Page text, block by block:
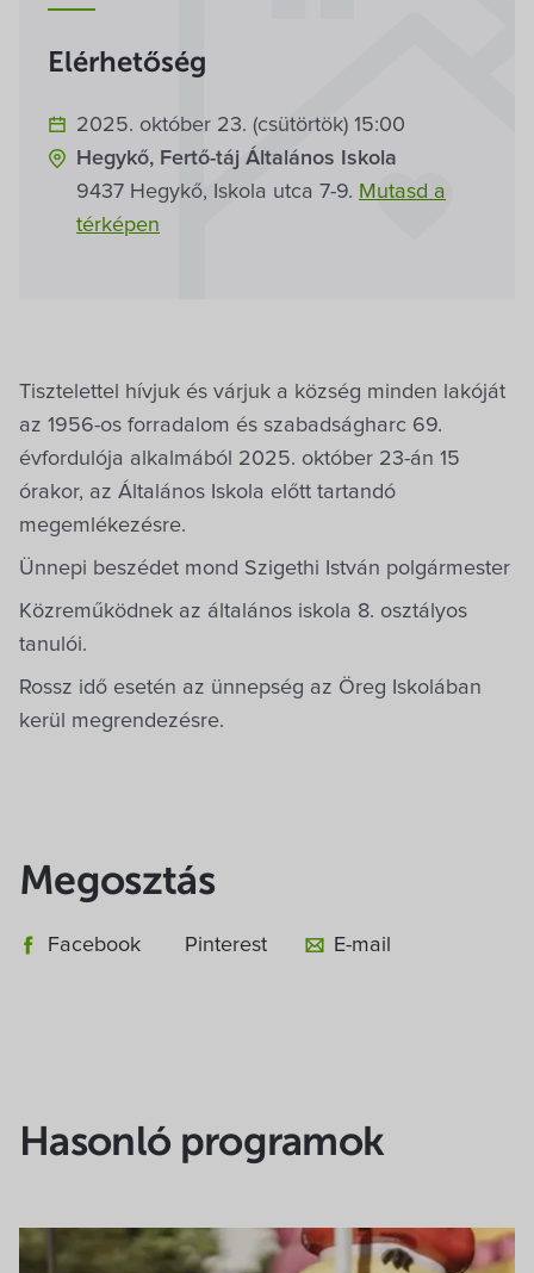
Képviselő-testület
Választási információk
Közoktatási Intézmények
Egyesületek, alapítványok
Pályázatok
Dokumentumok
Tisztelettel hívjuk és várjuk a község minden lakóját
az 1956-os forradalom és szabadságharc 69.
évfordulója alkalmából 2025. október 23-án 15
órakor, az Általános Iskola előtt tartandó
megemlékezésre.
Ünnepi beszédet mond Szigethi István polgármester
Közreműködnek az általános iskola 8. osztályos
tanulói.
Rossz idő esetén az ünnepség az Öreg Iskolában
kerül megrendezésre.
Megosztás
Facebook Pinterest E-mail
Elérhetőség
2025. október 23. (csütörtök) 15:00
Hegykő, Fertő-táj Általános Iskola
9437 Hegykő, Iskola utca 7-9. Mutasd a
térképen
Hasonló programok